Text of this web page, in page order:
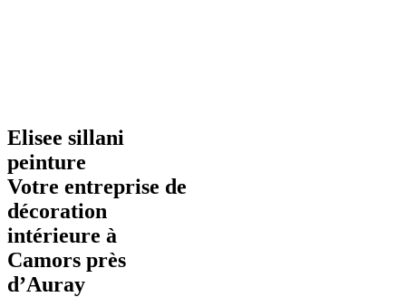
Elisee sillani
peinture
Votre entreprise de
décoration
intérieure à
Camors près
d’Auray